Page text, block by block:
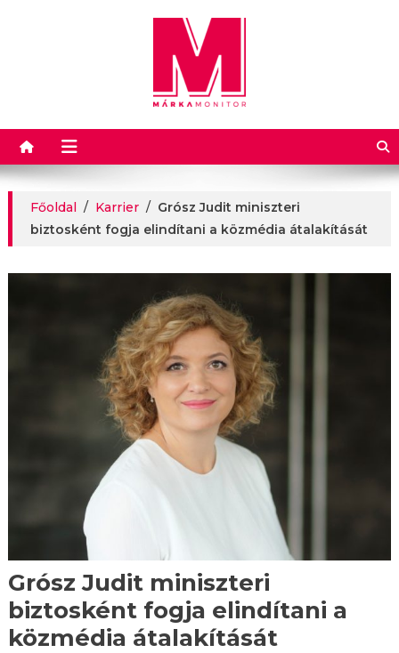
Márkamonitor
Főoldal / Karrier / Grósz Judit miniszteri
biztosként fogja elindítani a közmédia átalakítását
Grósz Judit miniszteri
biztosként fogja elindítani a
közmédia átalakítását